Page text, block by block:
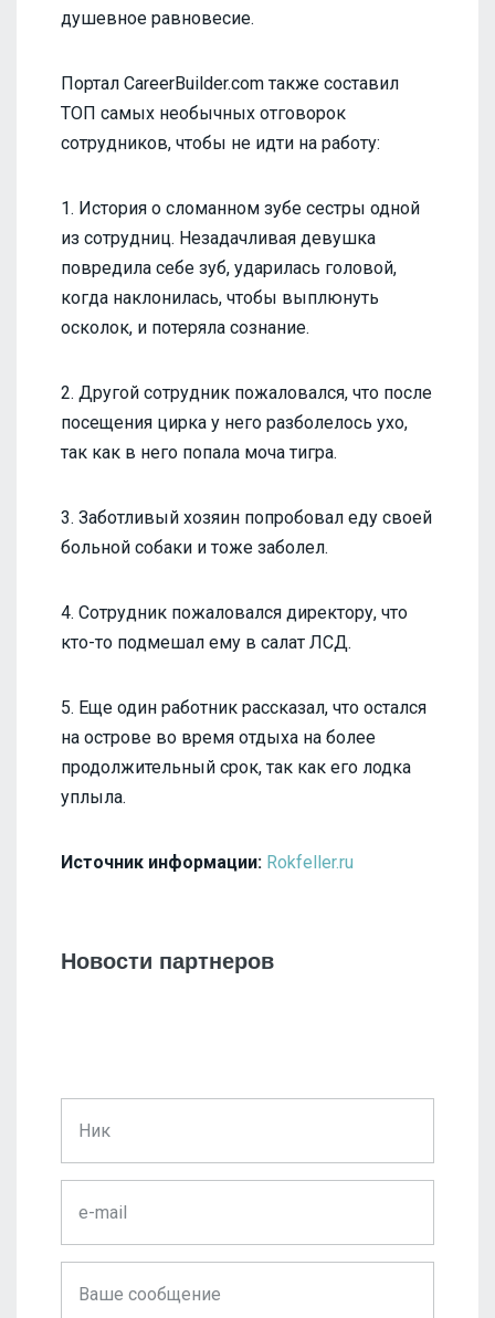
душевное равновесие.
Портал CareerBuilder.com также составил
ТОП самых необычных отговорок
сотрудников, чтобы не идти на работу:
1. История о сломанном зубе сестры одной
из сотрудниц. Незадачливая девушка
повредила себе зуб, ударилась головой,
когда наклонилась, чтобы выплюнуть
осколок, и потеряла сознание.
2. Другой сотрудник пожаловался, что после
посещения цирка у него разболелось ухо,
так как в него попала моча тигра.
3. Заботливый хозяин попробовал еду своей
больной собаки и тоже заболел.
4. Сотрудник пожаловался директору, что
кто-то подмешал ему в салат ЛСД.
5. Еще один работник рассказал, что остался
на острове во время отдыха на более
продолжительный срок, так как его лодка
уплыла.
Источник информации: Rokfeller.ru
Новости партнеров